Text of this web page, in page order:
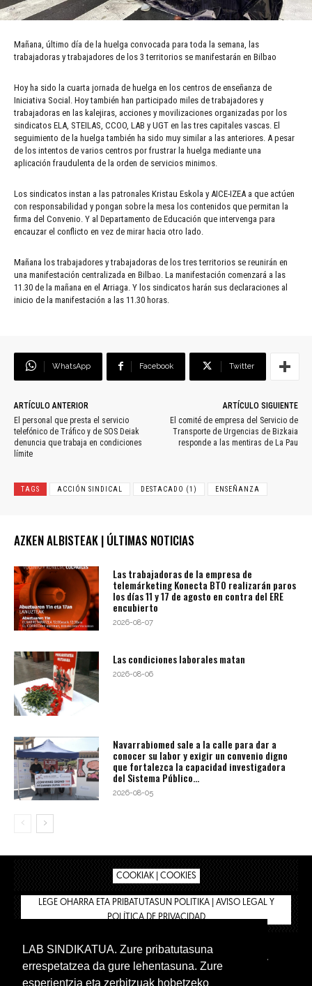
Mañana, último día de la huelga convocada para toda la semana, las
trabajadoras y trabajadores de los 3 territorios se manifestarán en Bilbao
Hoy ha sido la cuarta jornada de huelga en los centros de enseñanza de
Iniciativa Social. Hoy también han participado miles de trabajadores y
trabajadoras en las kalejiras, acciones y movilizaciones organizadas por los
sindicatos ELA, STEILAS, CCOO, LAB y UGT en las tres capitales vascas. El
seguimiento de la huelga también ha sido muy similar a las anteriores. A pesar
de los intentos de varios centros por frustrar la huelga mediante una
aplicación fraudulenta de la orden de servicios minimos.
Los sindicatos instan a las patronales Kristau Eskola y AICE-IZEA a que actúen
con responsabilidad y pongan sobre la mesa los contenidos que permitan la
firma del Convenio. Y al Departamento de Educación que intervenga para
encauzar el conflicto en vez de mirar hacia otro lado.
Mañana los trabajadores y trabajadoras de los tres territorios se reunirán en
una manifestación centralizada en Bilbao. La manifestación comenzará a las
11.30 de la mañana en el Arriaga. Y los sindicatos harán sus declaraciones al
inicio de la manifestación a las 11.30 horas.
WhatsApp Facebook Twitter
ARTÍCULO ANTERIOR
El personal que presta el servicio
telefónico de Tráfico y de SOS Deiak
denuncia que trabaja en condiciones
límite
ARTÍCULO SIGUIENTE
El comité de empresa del Servicio de
Transporte de Urgencias de Bizkaia
responde a las mentiras de La Pau
TAGS ACCIÓN SINDICAL DESTACADO (1) ENSEÑANZA
AZKEN ALBISTEAK | ÚLTIMAS NOTICIAS
Las trabajadoras de la empresa de
telemárketing Konecta BTO realizarán paros
los días 11 y 17 de agosto en contra del ERE
encubierto
2026-08-07
Las condiciones laborales matan
2026-08-06
Navarrabiomed sale a la calle para dar a
conocer su labor y exigir un convenio digno
que fortalezca la capacidad investigadora
del Sistema Público...
2026-08-05
COOKIAK | COOKIES
LEGE OHARRA ETA PRIBATUTASUN POLITIKA | AVISO LEGAL Y
POLÍTICA DE PRIVACIDAD
BIZILAN.EUS
TIENDA
INTRANET 🔑
Euskera Castellano
LAB SINDIKATUA. Zure pribatutasuna
errespetatzea da gure lehentasuna. Zure
esperientzia eta zerbitzuak hobetzeko